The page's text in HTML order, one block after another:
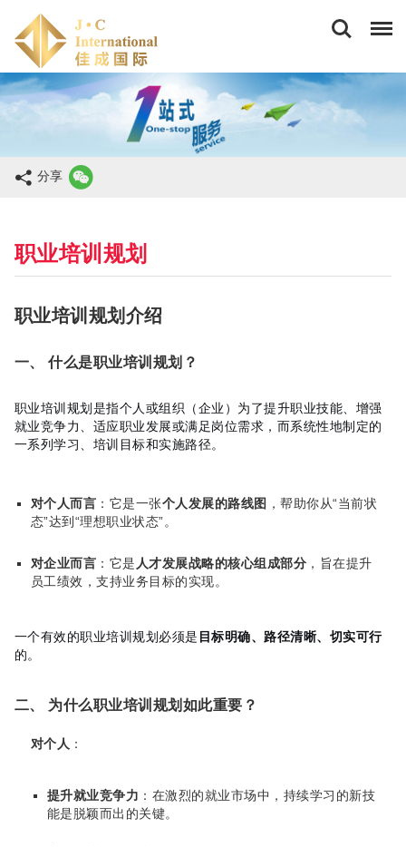
成
国
际
商
务
公
分享
职业培训规划
职业培训规划介绍
一、 什么是职业培训规划？
职业培训规划是指个人或组织（企业）为了提升职业技能、增强
就业竞争力、适应职业发展或满足岗位需求，而系统性地制定的
一系列学习、培训目标和实施路径。
对个人而言 ：它是一张个人发展的路线图 ，帮助你从“当前状
态”达到“理想职业状态”。
对企业而言 ：它是 人才发展战略的核心组成部分 ，旨在提升
员工绩效，支持业务目标的实现。
一个有效的职业培训规划必须是 目标明确、路径清晰、切实可行
的。
二、 为什么职业培训规划如此重要？
对个人 ：
提升就业竞争力 ：在激烈的就业市场中，持续学习的新技
能是脱颖而出的关键。